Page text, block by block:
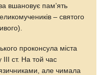
вшановує пам’ять
– святого
проконсула міста
III ст. На той час
але чимала